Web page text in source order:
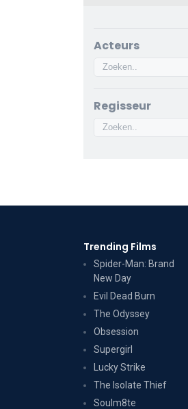
Acteurs
Regisseur
Trending Films
Spider-Man: Brand
New Day
Evil Dead Burn
The Odyssey
Obsession
Supergirl
Lucky Strike
The Isolate Thief
Soulm8te